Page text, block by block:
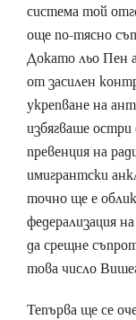
система той
още по-тясно
Докато льо Пен
от засилен
укрепване на
избягваше
превенция на
имигрантски
точно ще е
федерализация
да срещне
това число
Тепърва ще се